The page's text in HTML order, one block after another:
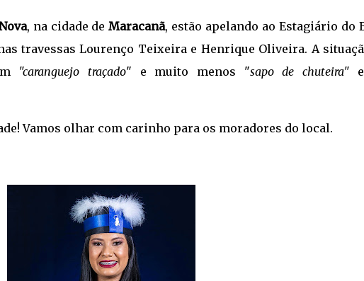
, na cidade deMaracanã, estão apelando ao Estagiário do
travessas Lourenço Teixeira e Henrique Oliveira. A
"caranguejo traçado" e muito menos "sapo de chuteira"
Vamos olhar com carinho para os moradores do local.